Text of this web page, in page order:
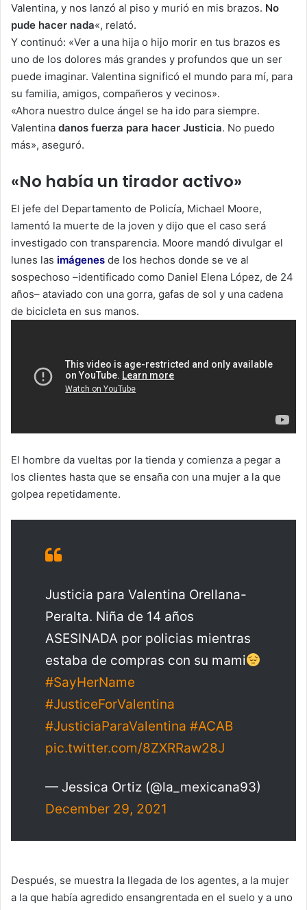
Valentina, y nos lanzó al piso y murió en mis brazos. No
pude hacer nada«, relató.
Y continuó: «Ver a una hija o hijo morir en tus brazos es
uno de los dolores más grandes y profundos que un ser
puede imaginar. Valentina significó el mundo para mí, para
su familia, amigos, compañeros y vecinos».
«Ahora nuestro dulce ángel se ha ido para siempre.
Valentina danos fuerza para hacer Justicia. No puedo
más», aseguró.
«No había un tirador activo»
El jefe del Departamento de Policía, Michael Moore,
lamentó la muerte de la joven y dijo que el caso será
investigado con transparencia. Moore mandó divulgar el
lunes las imágenes de los hechos donde se ve al
sospechoso –identificado como Daniel Elena López, de 24
años– ataviado con una gorra, gafas de sol y una cadena
de bicicleta en sus manos.
El hombre da vueltas por la tienda y comienza a pegar a
los clientes hasta que se ensaña con una mujer a la que
golpea repetidamente.
Justicia para Valentina Orellana-
Peralta. Niña de 14 años
ASESINADA por policias mientras
estaba de compras con su mami
#SayHerName
#JusticeForValentina
#JusticiaParaValentina #ACAB
pic.twitter.com/8ZXRRaw28J
— Jessica Ortiz (@la_mexicana93)
December 29, 2021
Después, se muestra la llegada de los agentes, a la mujer
a la que había agredido ensangrentada en el suelo y a uno